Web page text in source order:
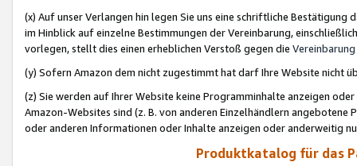
(x) Auf unser Verlangen hin legen Sie uns eine schriftliche
im Hinblick auf einzelne Bestimmungen der Vereinbarung,
vorlegen, stellt dies einen erheblichen Verstoß gegen die Vereinbarung
(y) Sofern Amazon dem nicht zugestimmt hat darf Ihre Website nicht
(z) Sie werden auf Ihrer Website keine Programminhalte anzeigen
Amazon-Websites sind (z. B. von anderen Einzelhändlern
oder anderen Informationen oder Inhalte anzeigen oder anderweitig
Produktkatalog für das